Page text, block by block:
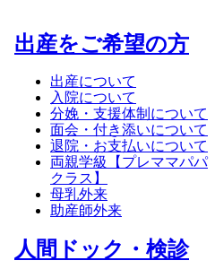
出産をご希望の方
出産について
入院について
分娩・支援体制について
面会・付き添いについて
退院・お支払いについて
両親学級【プレママパパ
クラス】
母乳外来
助産師外来
⼈間ドック・検診